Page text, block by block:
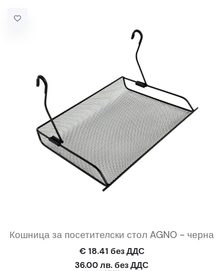
Кошница за посетителски стол AGNO - черна
€ 18.41 без ДДС
36.00 лв. без ДДС